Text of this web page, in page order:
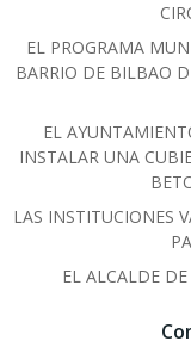
EL PROGRAMA
BARRIO DE BILBAO
EL
INSTALAR UNA
LAS INSTITUCIONES
EL ALCALDE